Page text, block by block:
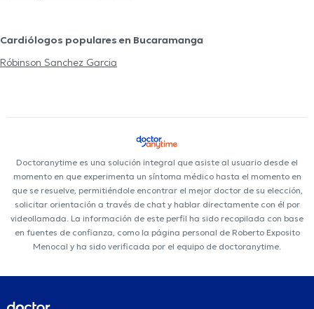
Cardiólogos populares en Bucaramanga
Róbinson Sanchez Garcia
Doctoranytime es una solución integral que asiste al usuario desde el
momento en que experimenta un síntoma médico hasta el momento en
que se resuelve, permitiéndole encontrar el mejor doctor de su elección,
solicitar orientación a través de chat y hablar directamente con él por
videollamada. La información de este perfil ha sido recopilada con base
en fuentes de confianza, como la página personal de Roberto Exposito
Menocal y ha sido verificada por el equipo de doctoranytime.